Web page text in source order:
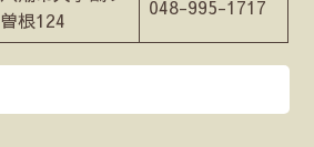
曽根124
048-995-1717